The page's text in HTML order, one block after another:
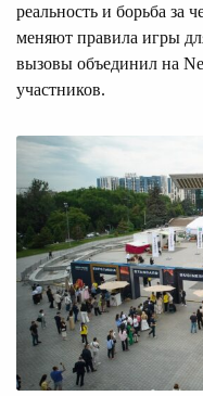
реальность и борьба за
меняют правила игры
вызовы объединил на
участников.